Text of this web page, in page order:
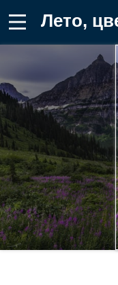
Лето, цветы, ели,